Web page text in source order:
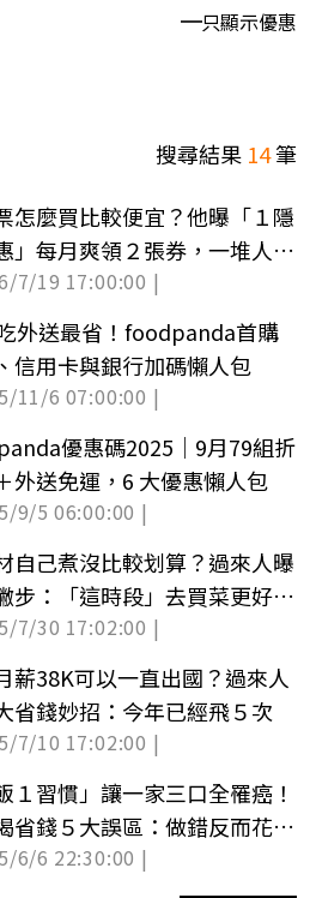
只顯示優惠
搜尋結果 14筆
怎麼買比較便宜？他曝「１隱
」每月爽領２張券，一堆人不
7/19 17:00:00 |
外送最省！foodpanda首購
信用卡與銀行加碼懶人包
11/6 07:00:00 |
優惠碼2025｜9月79組折
外送免運，6 大優惠懶人包
9/5 06:00:00 |
自己煮沒比較划算？過來人曝
步：「這時段」去買菜更好撿
7/30 17:02:00 |
薪38K可以一直出國？過來人
省錢妙招：今年已經飛５次
7/10 17:02:00 |
１習慣」讓一家三口全罹癌！
省錢５大誤區：做錯反而花數
6/6 22:30:00 |